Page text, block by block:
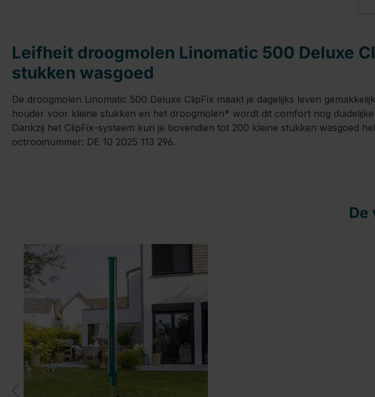
Leifheit droogmolen Linomatic 500 Deluxe
stukken wasgoed
De droogmolen Linomatic 500 Deluxe ClipFix maakt je dagelijks leven
houder voor kleine stukken en het droogmolen* wordt dit comfort nog
Dankzij het ClipFix-systeem kun je bovendien tot 200 kleine stukken wasgoed
octrooinummer: DE 10 2025 113 296.
De